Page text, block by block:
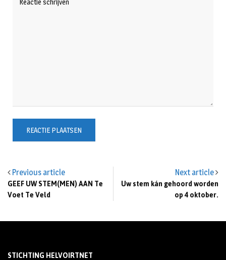
Previous article
GEEF UW STEM(MEN) AAN Te
Voet Te Veld
Next article
Uw stem kán gehoord worden
op 4 oktober.
STICHTING HELVOIRTNET